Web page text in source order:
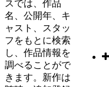
スでは、作品
名、公開年、キ
ャスト、スタッ
フをもとに検索
し、作品情報を
調べることがで
きます。新作は